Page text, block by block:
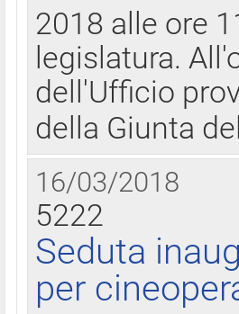
2018 alle ore
legislatura.
dell'Ufficio
della Giunta
16/03/2018
5222
Seduta
per